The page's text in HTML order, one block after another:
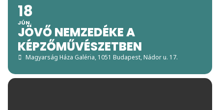
18
JÚN.
JÖVŐ NEMZEDÉKE A
KÉPZŐMŰVÉSZETBEN
Magyarság Háza Galéria, 1051 Budapest, Nádor u. 17.